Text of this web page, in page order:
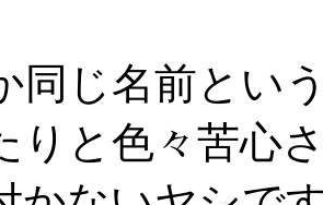
同じ名前とい
りと色々苦心